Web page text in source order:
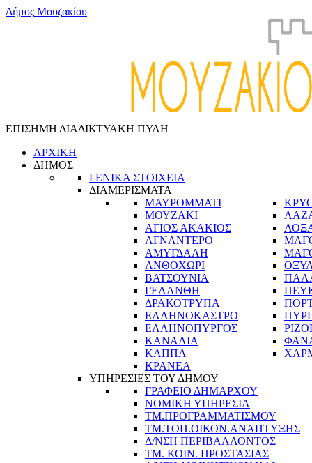
Δήμος Μουζακίου
ΕΠΙΣΗΜΗ ΔΙΑΔΙΚΤΥΑΚΗ ΠΥΛΗ
ΑΡΧΙΚΗ
ΔΗΜΟΣ
ΓΕΝΙΚΑ ΣΤΟΙΧΕΙΑ
ΔΙΑΜΕΡΙΣΜΑΤΑ
ΜΑΥΡΟΜΜΑΤΙ
ΜΟΥΖΑΚΙ
ΑΓΙΟΣ ΑΚΑΚΙΟΣ
ΑΓΝΑΝΤΕΡΟ
ΑΜΥΓΔΑΛΗ
ΑΝΘΟΧΩΡΙ
ΒΑΤΣΟΥΝΙΑ
ΓΕΛΑΝΘΗ
ΔΡΑΚΟΤΡΥΠΑ
ΕΛΛΗΝΟΚΑΣΤΡΟ
ΕΛΛΗΝΟΠΥΡΓΟΣ
ΚΑΝΑΛΙΑ
ΚΑΠΠΑ
ΚΡΑΝΕΑ
ΥΠΗΡΕΣΙΕΣ ΤΟΥ ΔΗΜΟΥ
ΓΡΑΦΕΙΟ ΔΗΜΑΡΧΟΥ
ΝΟΜΙΚΗ ΥΠΗΡΕΣΙΑ
ΤΜ.ΠΡΟΓΡΑΜΜΑΤΙΣΜΟΥ
ΤΜ.ΤΟΠ.ΟΙΚΟΝ.ΑΝΑΠΤΥΞΗΣ
Δ/ΝΣΗ ΠΕΡΙΒΑΛΛΟΝΤΟΣ
ΤΜ. ΚΟΙΝ. ΠΡΟΣΤΑΣΙΑΣ